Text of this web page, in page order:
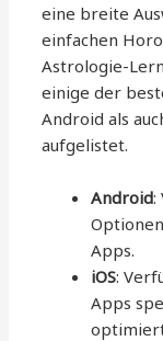
eine breite
einfachen
Astrologie-
einige der
Android als
aufgelistet.
Android:
Apps.
iOS:
Apps